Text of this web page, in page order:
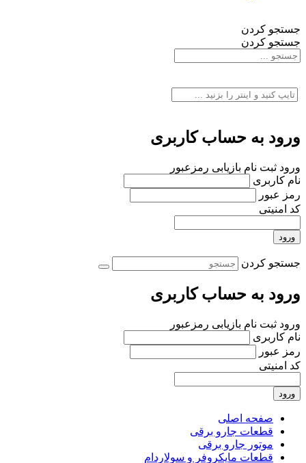
جستجو کردن
جستجو کردن
ورود به حساب کاربری
ورود ثبت نام بازیابی رمزعبور
نام کاربری
رمز عبور
کد امنیتی
ورود
جستجو کردن
ورود به حساب کاربری
ورود ثبت نام بازیابی رمزعبور
نام کاربری
رمز عبور
کد امنیتی
ورود
صفحه اصلی
قطعات جارو برقی
موتور جارو برقی
قطعات مایکروفر و سولاردام